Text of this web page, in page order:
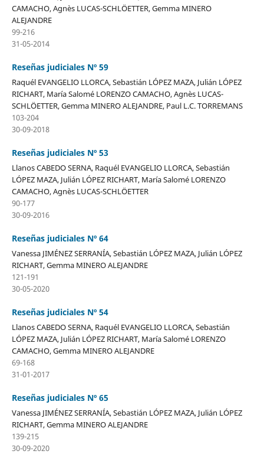
CAMACHO, Agnès LUCAS-SCHLÖETTER, Gemma MINERO
ALEJANDRE
99-216
31-05-2014
Reseñas judiciales Nº 59
Raquél EVANGELIO LLORCA, Sebastián LÓPEZ MAZA, Julián LÓPEZ
RICHART, María Salomé LORENZO CAMACHO, Agnès LUCAS-
SCHLÖETTER, Gemma MINERO ALEJANDRE, Paul L.C. TORREMANS
103-204
30-09-2018
Reseñas judiciales Nº 53
Llanos CABEDO SERNA, Raquél EVANGELIO LLORCA, Sebastián
LÓPEZ MAZA, Julián LÓPEZ RICHART, María Salomé LORENZO
CAMACHO, Agnès LUCAS-SCHLÖETTER
90-177
30-09-2016
Reseñas judiciales Nº 64
Vanessa JIMÉNEZ SERRANÍA, Sebastián LÓPEZ MAZA, Julián LÓPEZ
RICHART, Gemma MINERO ALEJANDRE
121-191
30-05-2020
Reseñas judiciales Nº 54
Llanos CABEDO SERNA, Raquél EVANGELIO LLORCA, Sebastián
LÓPEZ MAZA, Julián LÓPEZ RICHART, María Salomé LORENZO
CAMACHO, Gemma MINERO ALEJANDRE
69-168
31-01-2017
Reseñas judiciales Nº 65
Vanessa JIMÉNEZ SERRANÍA, Sebastián LÓPEZ MAZA, Julián LÓPEZ
RICHART, Gemma MINERO ALEJANDRE
139-215
30-09-2020